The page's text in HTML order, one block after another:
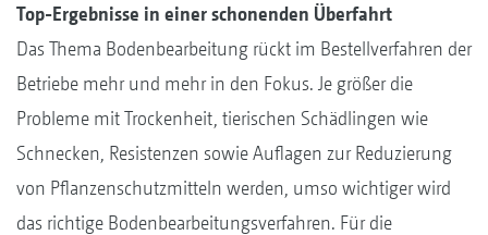
Top-Ergebnisse in einer schonenden Überfahrt
Das Thema Bodenbearbeitung rückt im Bestellverfahren der
Betriebe mehr und mehr in den Fokus. Je größer die
Probleme mit Trockenheit, tierischen Schädlingen wie
Schnecken, Resistenzen sowie Auflagen zur Reduzierung
von Pflanzenschutzmitteln werden, umso wichtiger wird
das richtige Bodenbearbeitungsverfahren. Für die